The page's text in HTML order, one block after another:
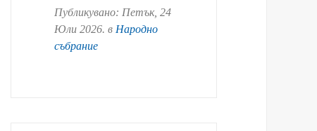
Публикувано: Петък, 24
Юли 2026. в Народно
събрание